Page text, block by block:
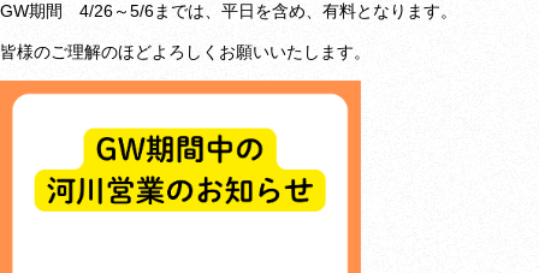
GW期間 4/26～5/6までは、平日を含め、有料となります。
皆様のご理解のほどよろしくお願いいたします。